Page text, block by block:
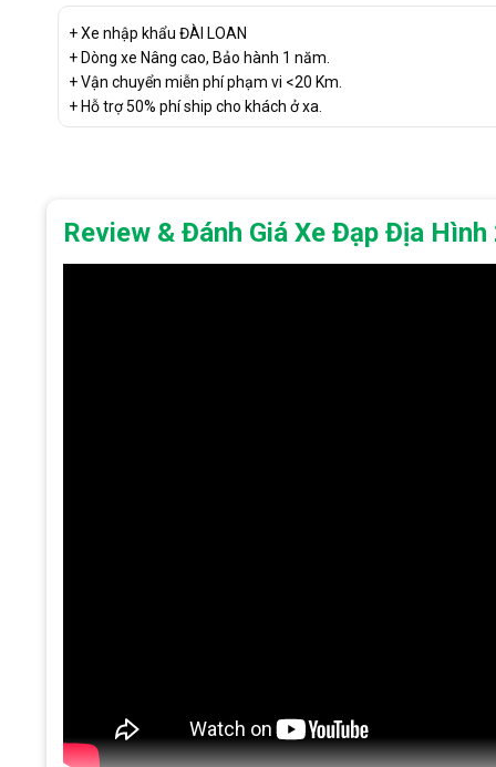
+ Xe nhập khẩu ĐÀI LOAN
+ Dòng xe Nâng cao, Bảo hành 1 năm.
+ Vận chuyển miễn phí phạm vi <20 Km.
+ Hỗ trợ 50% phí ship cho khách ở xa.
Review & Đánh Giá Xe Đạp Địa